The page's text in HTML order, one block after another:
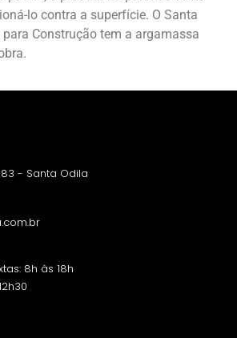
lo contra a superfície. O Santa
Construção tem a argamassa
- Santa Odila
8h às 18h